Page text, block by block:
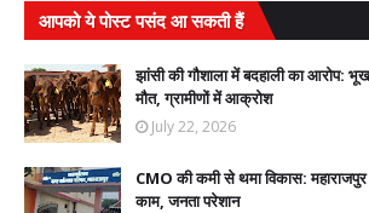
आपको ये पोस्ट पसंद आ सकती हैं
झांसी की गौशाला में बदहाली का आरोप:
मौत, ग्रामीणों में आक्रोश
July 22, 2026
CMO की कमी से थमा विकास:
काम, जनता परेशान